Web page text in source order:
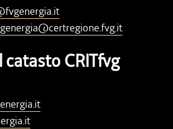
catasto CRITfvg